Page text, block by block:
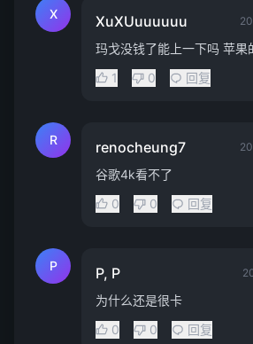
X XuXUuuuuuu
玛戈没钱了能上一下吗 苹果
1
0 回复
R renocheung7
谷歌4k看不了
0
0 回复
P P, P
为什么还是很卡
0
0 回复